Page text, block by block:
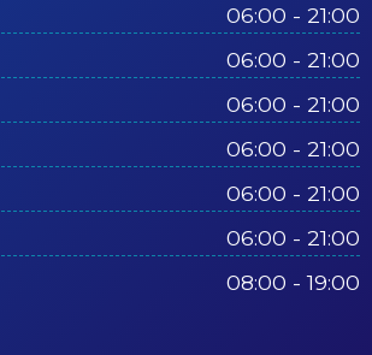
06:00 - 21:00
06:00 - 21:00
06:00 - 21:00
06:00 - 21:00
06:00 - 21:00
06:00 - 21:00
08:00 - 19:00